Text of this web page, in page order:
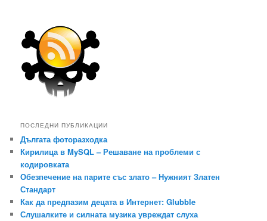
ПОСЛЕДНИ ПУБЛИКАЦИИ
Дългата фоторазходка
Кирилица в MySQL – Решаване на проблеми с
кодировката
Обезпечение на парите със злато – Нужният Златен
Стандарт
Как да предпазим децата в Интернет: Glubble
Слушалките и силната музика увреждат слуха